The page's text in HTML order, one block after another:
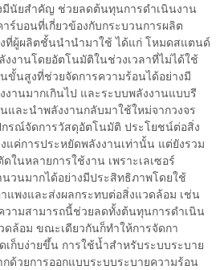
มีนัยสำคัญ ช่วยลดต้นทุนการดำเนินงาน
ร์บอนที่เกี่ยวข้องกับกระบวนการผลิต
ที่ผู้ผลิตชั้นนำนำมาใช้ ได้แก่ โหมดสแตนด์
งานโดยอัตโนมัติในช่วงเวลาที่ไม่ได้ใช้
ขั้นสูงที่ช่วยจัดการความร้อนได้อย่างมี
านมากเกินไป และระบบพลังงานแบบรี
และนำพลังงานกลับมาใช้ใหม่จากวงจร
กรณ์จัดการวัสดุอัตโนมัติ ประโยชน์ต่อสิ่ง
แค่การประหยัดพลังงานเท่านั้น แต่ยังรวม
ในหลายการใช้งาน เพราะเลเซอร์
วนมากได้อย่างมีประสิทธิภาพโดยใช้
แพงและส่งผลกระทบต่อสิ่งแวดล้อม เช่น
วามสามารถนี้ช่วยลดทั้งต้นทุนการดำเนิน
ดล้อม ขณะเดียวกันก็ทำให้การจัดกา
ก็บง่ายขึ้น การใช้น้ำสำหรับระบบระบาย
ด้วยการออกแบบระบบระบายความร้อน